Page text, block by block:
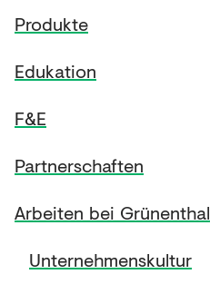
Produkte
Edukation
F&E
Partnerschaften
Arbeiten bei Grünenthal
Unternehmenskultur